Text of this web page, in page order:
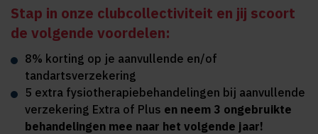
Stap in onze clubcollectiviteit en jij scoort
de volgende voordelen:
8% korting op je aanvullende en/of
tandartsverzekering
5 extra fysiotherapiebehandelingen bij aanvullende
verzekering Extra of Plus en neem 3 ongebruikte
behandelingen mee naar het volgende jaar!